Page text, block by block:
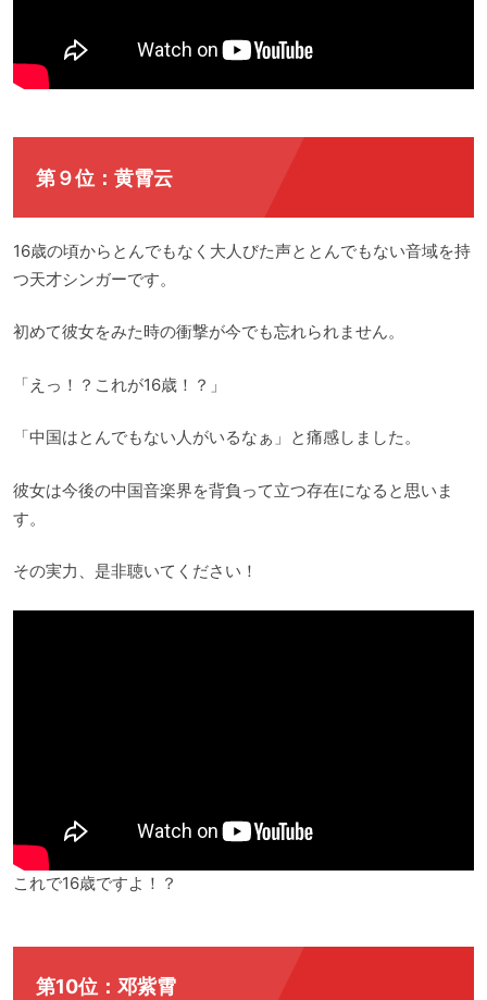
第９位：黄霄云
16歳の頃からとんでもなく大人びた声ととんでもない音域を持
つ天才シンガーです。
初めて彼女をみた時の衝撃が今でも忘れられません。
「えっ！？これが16歳！？」
「中国はとんでもない人がいるなぁ」と痛感しました。
彼女は今後の中国音楽界を背負って立つ存在になると思いま
す。
その実力、是非聴いてください！
これで16歳ですよ！？
第10位：邓紫霄